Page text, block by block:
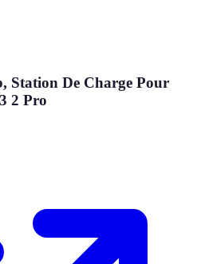
Station De Charge Pour
2 Pro